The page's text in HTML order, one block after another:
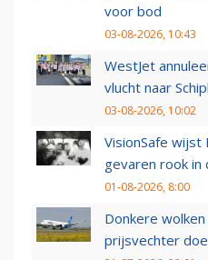
voor bod
03-08-2026, 10:43
WestJet
vlucht naar
03-08-2026, 10:02
VisionSafe wijst
gevaren rook in
01-08-2026, 8:00
Donkere
prijsvechter